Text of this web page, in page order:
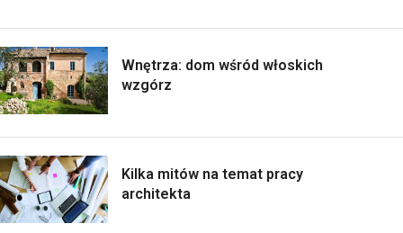
Wnętrza: dom wśród włoskich
wzgórz
Kilka mitów na temat pracy
architekta